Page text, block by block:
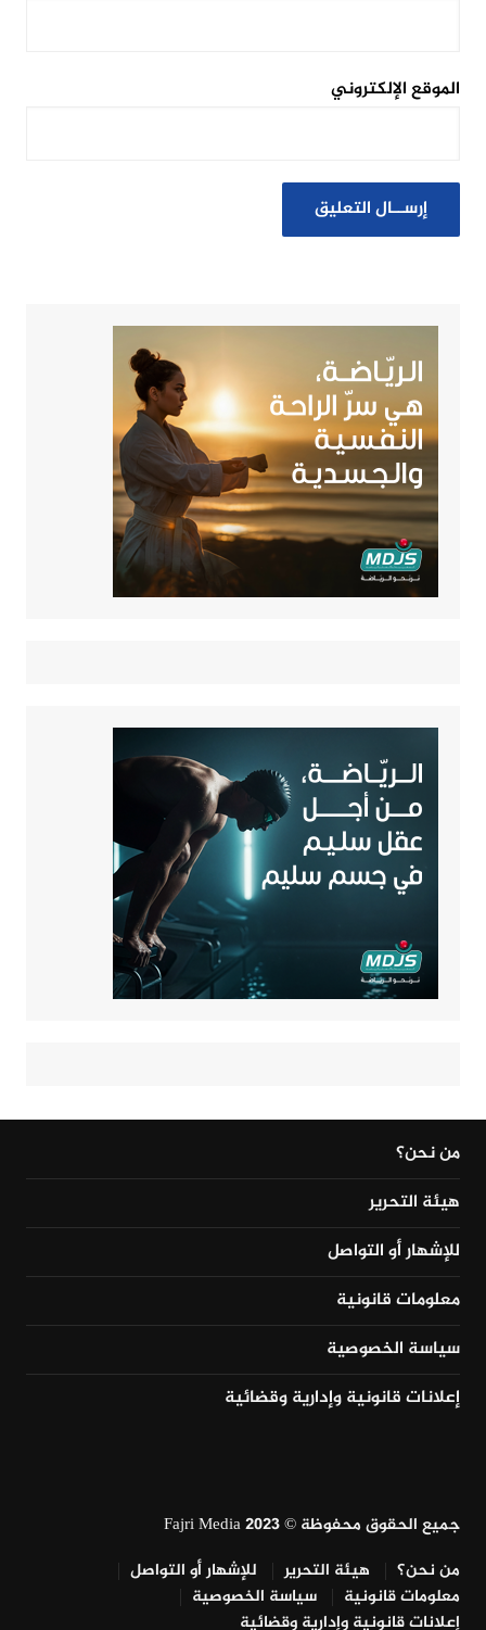
الموقع الإلكتروني
من نحن؟
هيئة التحرير
للإشهار أو التواصل
معلومات قانونية
سياسة الخصوصية
إعلانات قانونية وإدارية وقضائية
جميع الحقوق محفوظة © Fajri Media 2023
من نحن؟
هيئة التحرير
للإشهار أو التواصل
معلومات قانونية
سياسة الخصوصية
إعلانات قانونية وإدارية وقضائية